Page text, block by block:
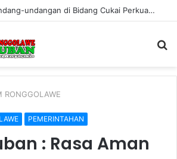
Sosialisasi Perundang-undangan di Bidang Cukai Perkuat Komitmen Berantas Rokok Ilegal di Kabupaten Tuban
RONGGOLAWE
PEMERINTAHAN
: Rasa Aman